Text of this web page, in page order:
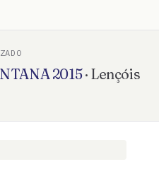
2015· Lençóis